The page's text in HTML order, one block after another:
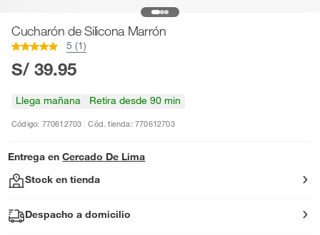
Cucharón de Silicona Marrón
5 (1)
S/ 39.95
Llega mañana Retira desde 90 min
Código: 770612703 Cód. tienda: 770612703
Entrega en Cercado De Lima
Stock en tienda
Despacho a domicilio